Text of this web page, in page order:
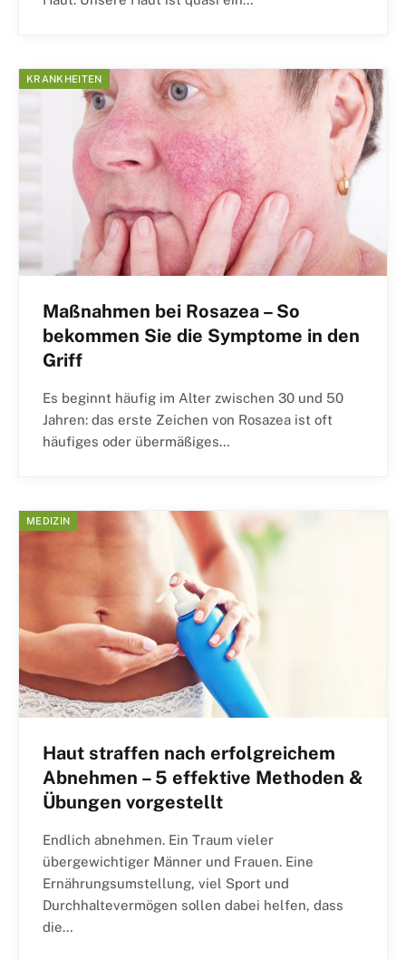
KRANKHEITEN
Maßnahmen bei Rosazea – So
bekommen Sie die Symptome in den
Griff
Es beginnt häufig im Alter zwischen 30 und 50
Jahren: das erste Zeichen von Rosazea ist oft
häufiges oder übermäßiges…
MEDIZIN
Haut straffen nach erfolgreichem
Abnehmen – 5 effektive Methoden &
Übungen vorgestellt
Endlich abnehmen. Ein Traum vieler
übergewichtiger Männer und Frauen. Eine
Ernährungsumstellung, viel Sport und
Durchhaltevermögen sollen dabei helfen, dass
die…